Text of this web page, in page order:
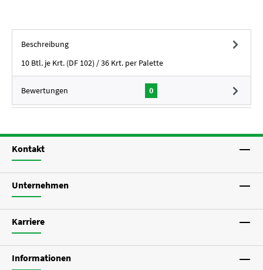
Beschreibung
10 Btl. je Krt. (DF 102) / 36 Krt. per Palette
Bewertungen 0
Kontakt
Unternehmen
Karriere
Informationen